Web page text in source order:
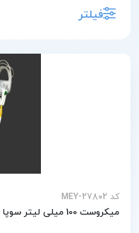
فیلتر
کد MEY-27802
میکروست 100 میلی لیتر سوپا